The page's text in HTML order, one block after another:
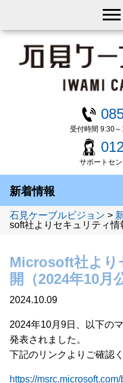
受付時間 9:30～
サポートセ
新着情報
石見ケーブルビジョン >
soft社よりセキュリティ
Microsoft社より
開（2024年10月
2024.10.09
2024年10月9日、以下の
発表されました。
下記のリンクよりご確認く
https://